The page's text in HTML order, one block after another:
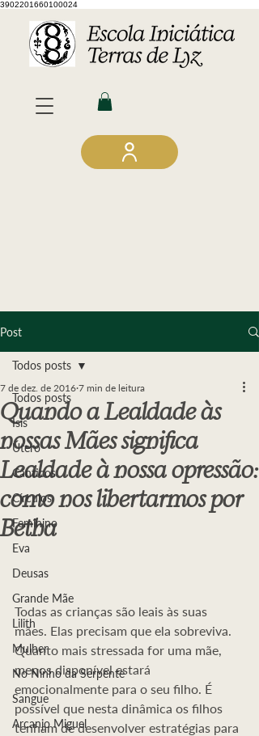
3902201660100024
Post
Todos posts
Ísis
Útero
Cânticos
Círculos
Feminino
Eva
Deusas
Grande Mãe
Lilith
Mulher
No Ninho da Serpente
Sangue
Arcanjo Miguel
Todos posts
Quando a Lealdade às
nossas Mães significa
Lealdade à nossa opressão:
como nos libertarmos por
Betha
7 de dez. de 2016 7 min de leitura
Todas as crianças são leais às suas
mães. Elas precisam que ela sobreviva.
Quanto mais stressada for uma mãe,
menos disponível estará
emocionalmente para o seu filho. É
possível que nesta dinâmica os filhos
tenham de desenvolver estratégias para